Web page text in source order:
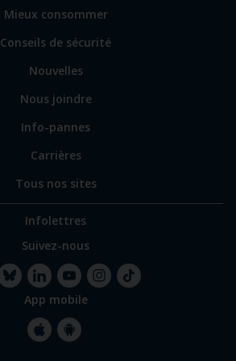
certains
sites
Mieux consommer
Conseils de sécurité
Nouvelles
Nous joindre
Info-pannes
Carrières
Tous nos sites
Infolettres
Suivez-nous
BlueskyLinkedInYouTube
App mobile